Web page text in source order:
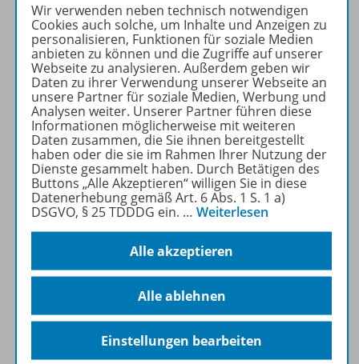
Die Zeitschrift erscheint als
Print- und als digitale Version.
Beiträge und Materialien
können im Online-Archiv von
PRAXIS GRUNDSCHULE
kostenlos recherchiert und
heruntergeladen werden (nur
für Privatpersonen).
Jetzt kostengünstig
Probelesen oder gleich zum
Vorteilspreis abonnieren!
ZU DEN ABO-ANGEBOTEN
Informationen
Wir verwenden neben technisch notwendigen
Cookies auch solche, um Inhalte und Anzeigen zu
personalisieren, Funktionen für soziale Medien
anbieten zu können und die Zugriffe auf unserer
Webseite zu analysieren. Außerdem geben wir
Daten zu ihrer Verwendung unserer Webseite an
unsere Partner für soziale Medien, Werbung und
Analysen weiter. Unserer Partner führen diese
Informationen möglicherweise mit weiteren
Daten zusammen, die Sie ihnen bereitgestellt
haben oder die sie im Rahmen Ihrer Nutzung der
Dienste gesammelt haben. Durch Betätigen des
Buttons „Alle Akzeptieren“ willigen Sie in diese
Datenerhebung gemäß Art. 6 Abs. 1 S. 1 a)
DSGVO, § 25 TDDDG ein. … Weiterlesen
Alle akzeptieren
Alle ablehnen
Einstellungen bearbeiten